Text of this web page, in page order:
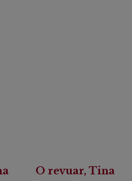
O revuar, Tina